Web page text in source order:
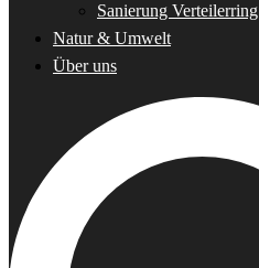
Sanierung Verteilerring
Natur & Umwelt
Über uns